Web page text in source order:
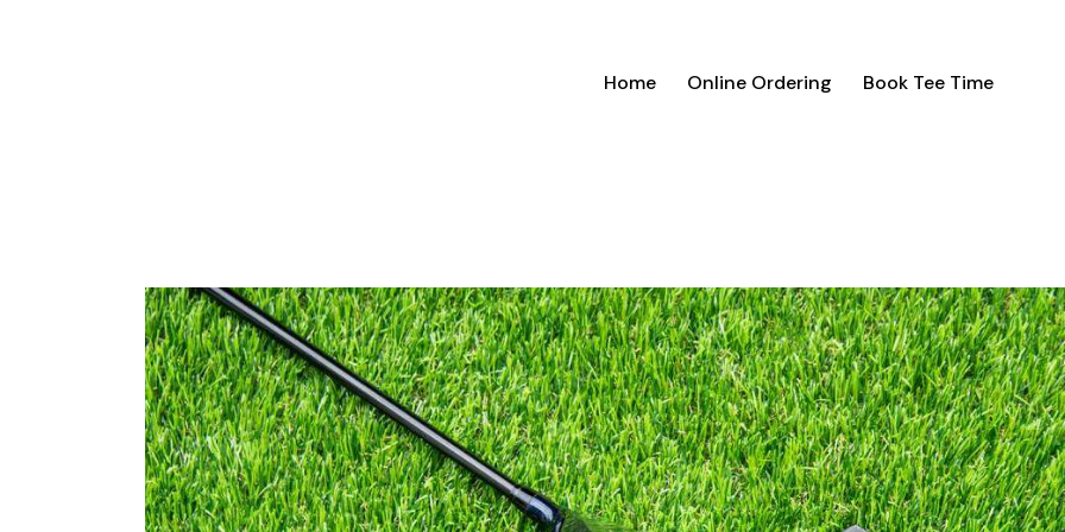
Home Online Ordering Book Tee Time